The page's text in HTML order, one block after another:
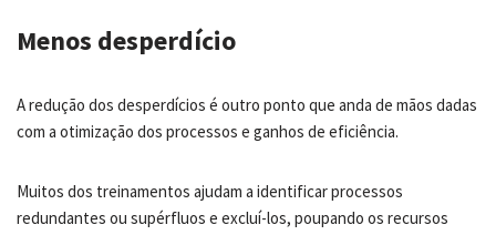
Menos desperdício
A redução dos desperdícios é outro ponto que anda de mãos dadas
com a otimização dos processos e ganhos de eficiência.
Muitos dos treinamentos ajudam a identificar processos
redundantes ou supérfluos e excluí-los, poupando os recursos